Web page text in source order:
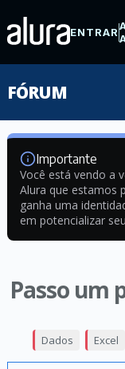
ENTRAR
FÓRUM
Importante
Você está vendo a
Alura que estamos
ganha uma
em potencializar
Passo um
Dados Excel